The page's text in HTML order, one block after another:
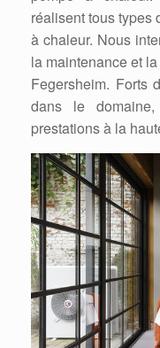
réalisent tous types
à chaleur. Nous
la maintenance et
Fegersheim. Forts
dans le
prestations à la